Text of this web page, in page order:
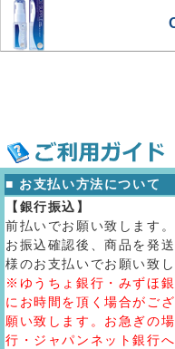
■ お支払い方法について
【銀行振込】
前払いでお願い致します
お振込確認後、商品を発
様のお支払いでお願い致し
※ゆうちょ銀行・みずほ
にお時間を頂く場合がご
願い致します。お急ぎの
行・ジャパンネット銀行